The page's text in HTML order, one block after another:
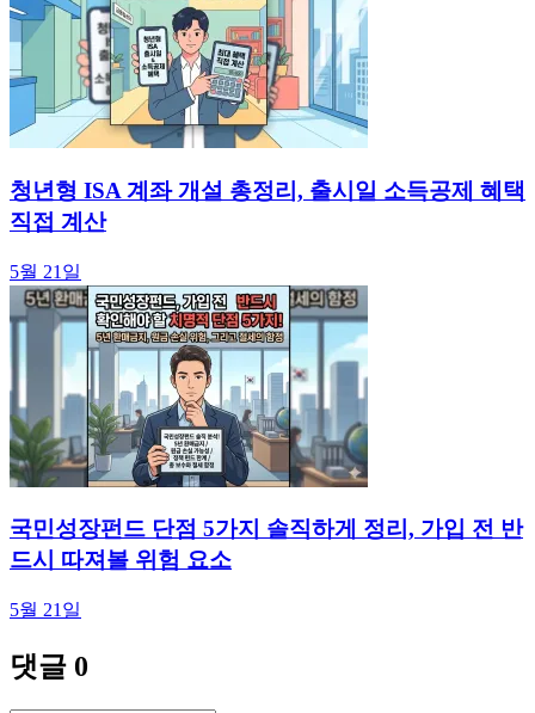
청년형 ISA 계좌 개설 총정리, 출시일 소득공제 혜택
직접 계산
5월 21일
국민성장펀드 단점 5가지 솔직하게 정리, 가입 전 반
드시 따져볼 위험 요소
5월 21일
댓글 0